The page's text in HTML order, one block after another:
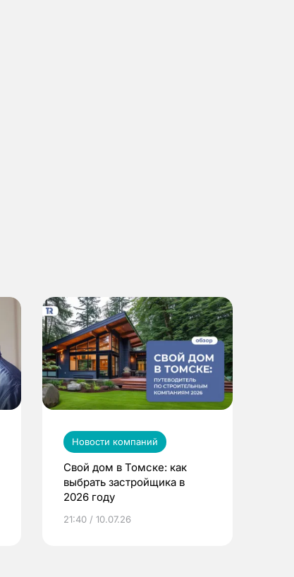
Новости компаний
Свой дом в Томске: как
выбрать застройщика в
2026 году
21:40 / 10.07.26